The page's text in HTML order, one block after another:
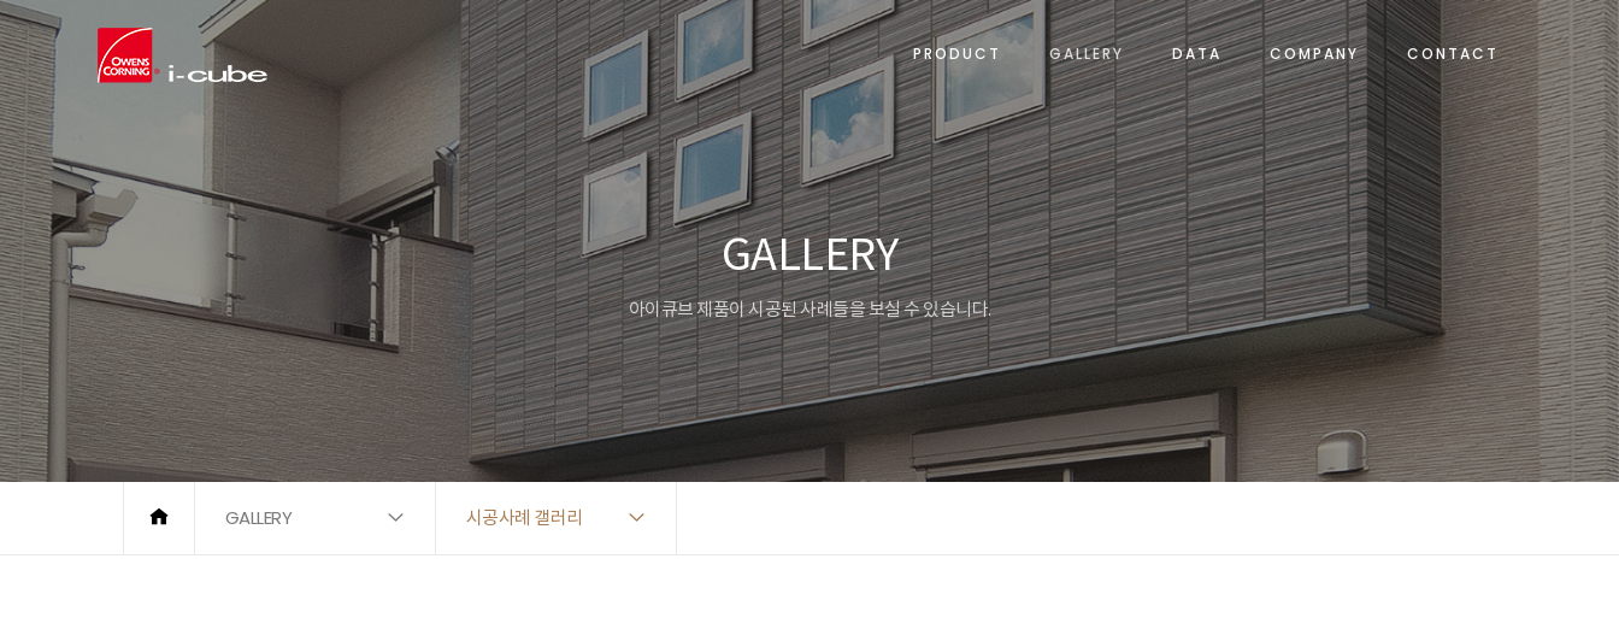
PRODUCT GALLERY DATA COMPANY CONTACT
GALLERY
아이큐브 제품이 시공된 사례들을 보실 수 있습니다.
GALLERY 시공사례 갤러리